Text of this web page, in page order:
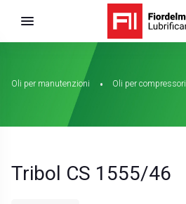
Oli per manutenzioni Oli per compressori
Tribol CS 1555/46